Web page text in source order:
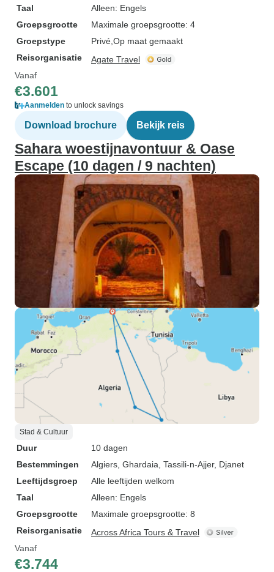
Taal
Alleen: Engels
Groepsgrootte
Maximale groepsgrootte: 4
Groepstype
Privé Op maat gemaakt
Reisorganisatie
Agate Travel
Vanaf
€3.601
Aanmelden to unlock savings
Download brochure Bekijk reis
Sahara woestijnavontuur & Oase
Escape (10 dagen / 9 nachten)
Stad & Cultuur
Duur
10 dagen
Bestemmingen
Algiers , Ghardaia , Tassili-n-Ajjer, Djanet
Leeftijdsgroep
Alle leeftijden welkom
Taal
Alleen: Engels
Groepsgrootte
Maximale groepsgrootte: 8
Reisorganisatie
Across Africa Tours & Travel
Vanaf
€3.744